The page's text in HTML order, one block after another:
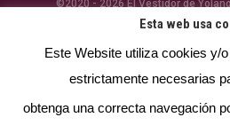
©2020 - 2026 El Vestidor de
reservados.Privacidad-
Esta web usa
Este Website utiliza cookies y/
estrictamente necesarias
obtenga una correcta navegación